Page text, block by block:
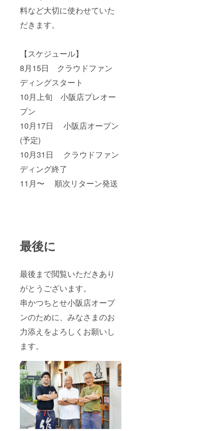
料など大切に使わせていた
だきます。
【スケジュール】
8月15日 クラウドファン
ディングスタート
10月上旬 小阪店プレオー
プン
10月17日 小阪店オープン
(予定)
10月31日 クラウドファン
ディング終了
11月〜 順次リターン発送
最後に
最後まで閲覧いただきあり
がとうございます。
串かつちとせ小阪店オープ
ンのために、みなさまのお
力添えをよろしくお願いし
ます。